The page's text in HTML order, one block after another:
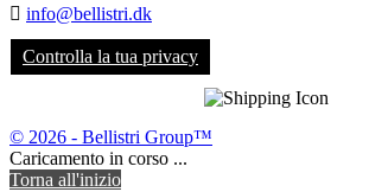
 info@bellistri.dk
Controlla la tua privacy
© 2026 - Bellistri Group™
Caricamento in corso ...
Torna all'inizio